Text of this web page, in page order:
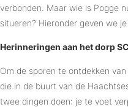
verbonden. Maar wie is Pogge
situeren? Hieronder geven we
Herinneringen aan het dorp
Om de sporen te ontdekken
die in de buurt van de
twee dingen doen: je te voet